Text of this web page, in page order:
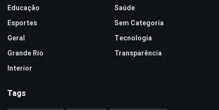
Educação
Esportes
Geral
Grande Rio
Interior
Saúde
Sem Categoria
Tecnologia
Transparência
Tags